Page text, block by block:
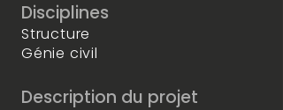
Disciplines
Structure
Génie civil
Description du projet